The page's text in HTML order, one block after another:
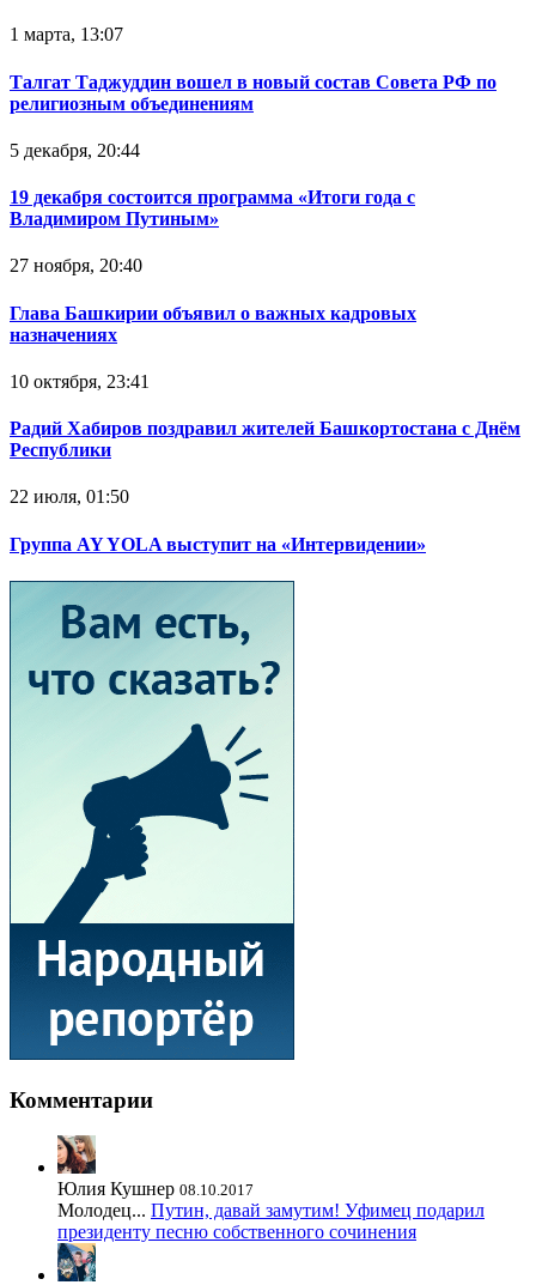
1 марта, 13:07
Талгат Таджуддин вошел в новый состав Совета РФ по
религиозным объединениям
5 декабря, 20:44
19 декабря состоится программа «Итоги года с
Владимиром Путиным»
27 ноября, 20:40
Глава Башкирии объявил о важных кадровых
назначениях
10 октября, 23:41
Радий Хабиров поздравил жителей Башкортостана с Днём
Республики
22 июля, 01:50
Группа AY YOLA выступит на «Интервидении»
Комментарии
Юлия Кушнер 08.10.2017
Молодец... Путин, давай замутим! Уфимец подарил
президенту песню собственного сочинения